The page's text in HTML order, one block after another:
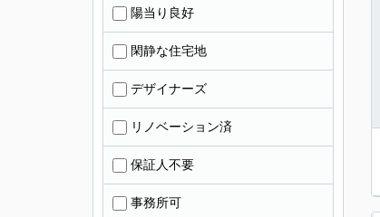
陽当り良好
閑静な住宅地
デザイナーズ
リノベーション済
保証人不要
事務所可